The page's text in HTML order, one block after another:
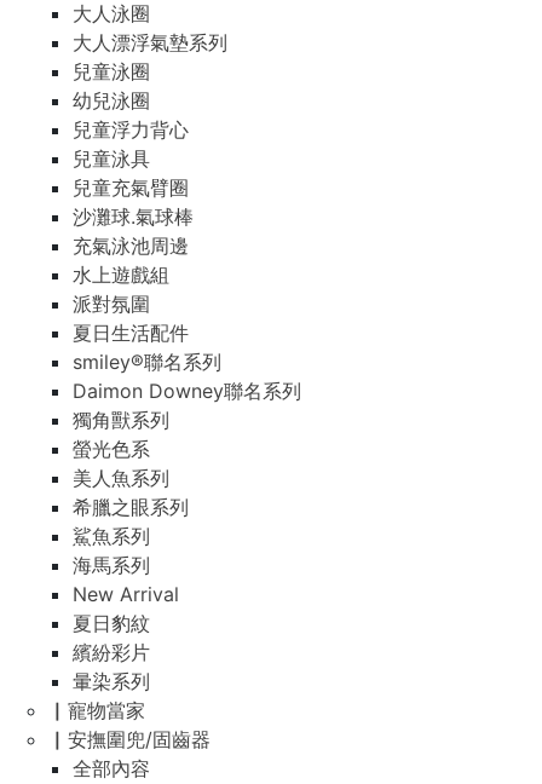
大人泳圈
大人漂浮氣墊系列
兒童泳圈
幼兒泳圈
兒童浮力背心
兒童泳具
兒童充氣臂圈
沙灘球.氣球棒
充氣泳池周邊
水上遊戲組
派對氛圍
夏日生活配件
smiley®聯名系列
Daimon Downey聯名系列
獨角獸系列
螢光色系
美人魚系列
希臘之眼系列
鯊魚系列
海馬系列
New Arrival
夏日豹紋
繽紛彩片
暈染系列
▏寵物當家
▏安撫圍兜/固齒器
全部內容